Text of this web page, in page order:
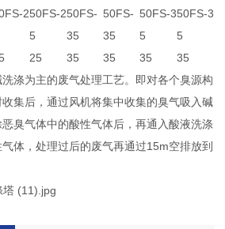
250FS-2
5
50FS-
35
50FS-
35
50FS-3
5
50FS-3
5
25 35 35 35
35
涤为主的废气处理工艺。即对各个臭源构
集后，通过风机将集中收集的臭气吸入碱
臭气体中的酸性气体后，再通入酸液洗涤
体，处理过后的废气再通过15m空排放到